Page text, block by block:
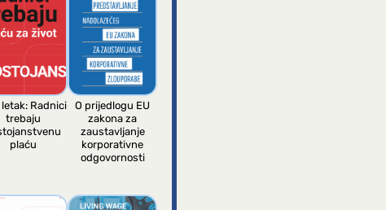
Radnici
trebaju
plaću
O prijedlogu EU
zakona za
zaustavljanje
korporativne
odgovornosti